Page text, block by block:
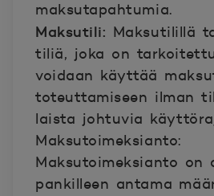
maksutapahtumia.
Maksutili: Maksutilillä
tiliä, joka on
voidaan käyttää
toteuttamiseen ilman
laista johtuvia
Maksutoimeksianto:
Maksutoimeksianto on
pankilleen antama